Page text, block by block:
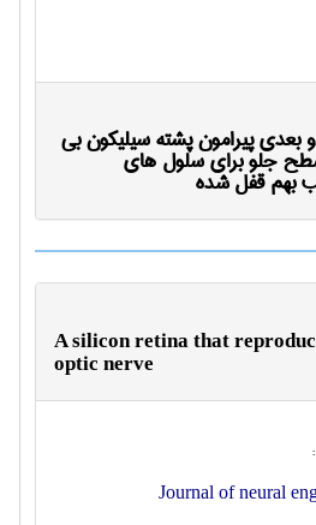
پیرامون پشته سیلیکون بی
جلو برای سلول های
بهم قفل شده
A silicon retina that
optic nerve
Journal of neural